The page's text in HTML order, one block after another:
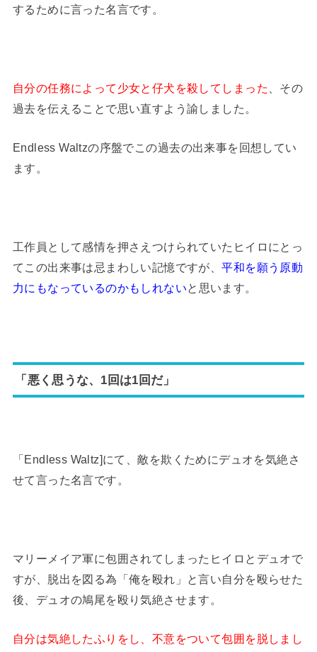
するために言った名言です。
自分の任務によって少女と仔犬を殺してしまった
、その
過去を伝えることで思い直すよう諭しました。
Endless Waltzの序盤でこの過去の出来事を回想してい
ます。
工作員として感情を押さえつけられていたヒイロにとっ
てこの出来事は忌まわしい記憶ですが、平和を願う原動
力にもなっているのかもしれないと思います。
「悪く思うな、1回は1回だ」
「Endless Waltz]にて、敵を欺くためにデュオを気絶さ
せて言った名言です。
マリーメイア軍に包囲されてしまったヒイロとデュオで
すが、脱出を図る為「俺を殴れ」と言い自分を殴らせた
後、デュオの鳩尾を殴り気絶させます。
自分は気絶したふりをし、不意をついて包囲を脱しまし